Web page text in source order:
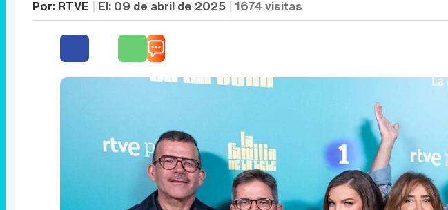
Por: RTVE El: 09 de abril de 2025 1674visitas